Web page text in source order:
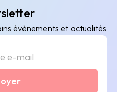
évènements et actualités